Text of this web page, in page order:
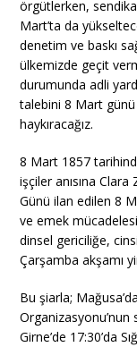
örgütlerken,
Mart’ta da
denetim ve baskı
ülkemizde geçit
durumunda adli
talebini 8 Mart
haykıracağız.
8 Mart 1857
işçiler anısına
Günü ilan edilen 8
ve emek
dinsel gericiliğe,
Çarşamba akşamı
Bu şiarla;
Organizasyonu’nun
Girne’de 17:30’da